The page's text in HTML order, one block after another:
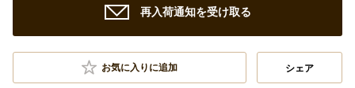
再入荷通知を受け取る
お気に入りに追加 シェア